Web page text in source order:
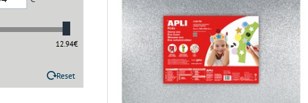
12.94€
Reset